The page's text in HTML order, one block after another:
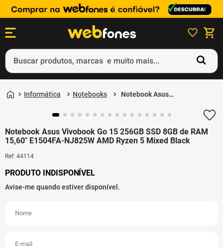
Buscar produtos, marcas e muito mais...
Informática Notebooks
Notebook Asus
NJ825W AMD Ryzen 5
Mixed Black
Notebook Asus Vivobook Go 15 256GB SSD 8GB de RAM
15,60" E1504FA-NJ825W AMD Ryzen 5 Mixed Black
Ref: 44114
3º
ps4
4º
smartphone
5º notebook